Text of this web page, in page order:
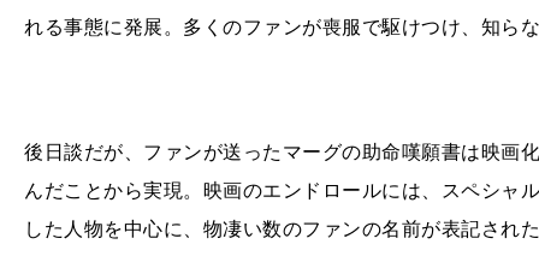
れる事態に発展。多くのファンが喪服で駆けつけ、知ら
後日談だが、ファンが送ったマーグの助命嘆願書は映画
んだことから実現。映画のエンドロールには、スペシャ
した人物を中心に、物凄い数のファンの名前が表記され